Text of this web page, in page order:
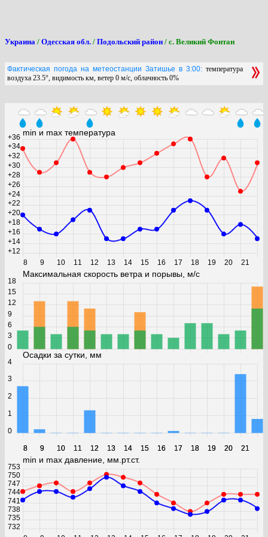
Украина / Одесская обл. / Подольский район / с. Великий Фонтан
Фактическая погода на метеостанции Затишье в 3:00: температура
воздуха 23.5°, видимость км, ветер 0 м/с, облачность 0%
min и max температура
8 9 10 11 12 13 14 15 16 17 18 19 20 21
+12
+14
+16
+18
+20
+22
+24
+26
+28
+30
+32
+34
+36
Максимальная скорость ветра и порывы, м/с
8 9 10 11 12 13 14 15 16 17 18 19 20 21
0
3
6
9
12
15
18
Осадки за сутки, мм
8 9 10 11 12 13 14 15 16 17 18 19 20 21
0
1
2
3
4
min и max давление, мм.рт.ст.
732
735
738
741
744
747
750
753